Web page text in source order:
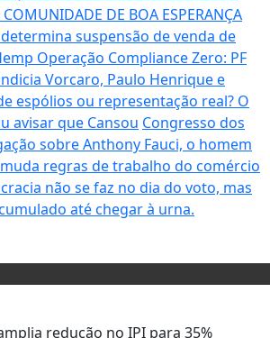
COMUNIDADE DE BOA ESPERANÇA
suspensão de venda de
Operação Compliance Zero: PF
Vorcaro, Paulo Henrique e
espólios ou representação real? O
avisar que Cansou Congresso dos
sobre Anthony Fauci, o homem
regras de trabalho do comércio
não se faz no dia do voto, mas
até chegar à urna.